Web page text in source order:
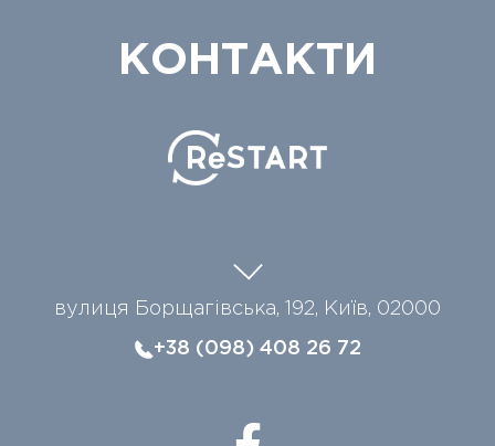
КОНТАКТИ
вулиця Борщагівська, 192, Київ, 02000
+38 (098) 408 26 72